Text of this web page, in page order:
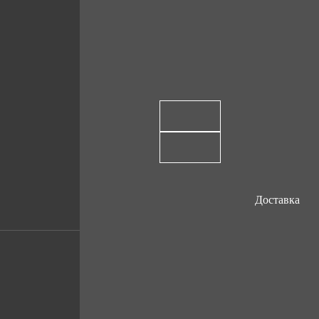
Доставка